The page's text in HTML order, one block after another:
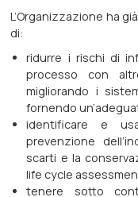
L’Organizzazione ha
di:
ridurre i rischi di
processo con
migliorando i
fornendo
identificare e
prevenzione
scarti e la
life cycle
tenere sotto